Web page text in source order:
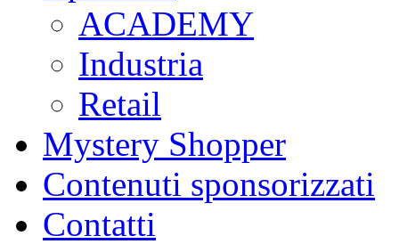
ACADEMY
Industria
Retail
Mystery Shopper
Contenuti sponsorizzati
Contatti